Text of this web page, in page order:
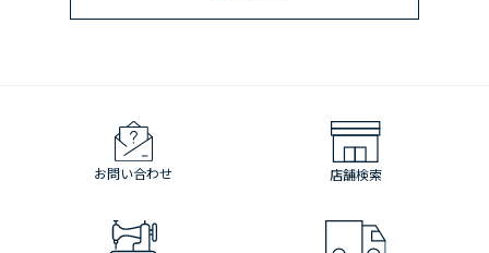
お問い合わせ 店舗検索